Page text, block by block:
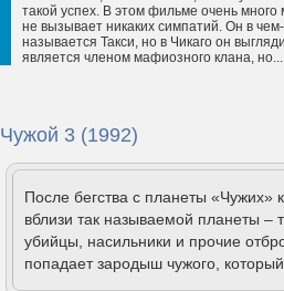
такой успех. В этом фильме очень
не вызывает никаких симпатий. Он в
называется Такси, но в Чикаго он
является членом мафиозного клана,
Чужой 3 (1992)
После бегства с планеты «Чужих»
вблизи так называемой планеты –
убийцы, насильники и прочие
попадает зародыш чужого,